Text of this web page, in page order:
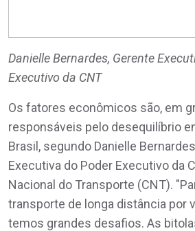
Danielle Bernardes, Gerente
Executivo da CNT
Os fatores econômicos são, em
responsáveis pelo desequilíbrio
Brasil, segundo Danielle
Executiva do Poder Executivo da
Nacional do Transporte (CNT).
transporte de longa distância por
temos grandes desafios. As